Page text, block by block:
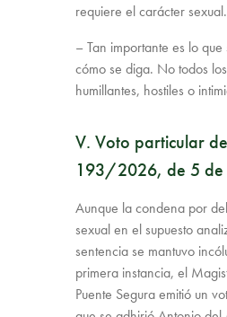
requiere el carácter sexual.
– Tan importante es lo
cómo se diga. No todos
humillantes, hostiles o
V. Voto particular
193/2026, de 5 de
Aunque la condena por
sexual en el supuesto
sentencia se mantuvo
primera instancia, el
Puente Segura emitió un